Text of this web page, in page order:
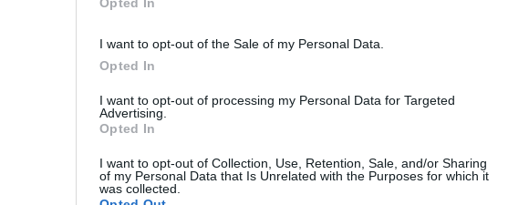
I want to opt-out of the Sale of my Personal Data.
Opted In
I want to opt-out of processing my Personal Data for Targeted
Advertising.
Opted In
I want to opt-out of Collection, Use, Retention, Sale, and/or Sharing
of my Personal Data that Is Unrelated with the Purposes for which it
was collected.
nioke, onki xakin dezagun bertako ekoizpen txikia ala
ari garen.
Google-ren iturri hobetsi gisa doan
azken berriekin informatuta